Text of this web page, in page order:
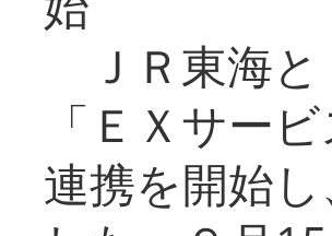
ＪＲ東海と
「ＥＸサー
連携を開始